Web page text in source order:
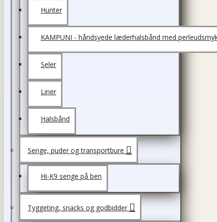
Hunter
KAMPUNI - håndsyede læderhalsbånd med
Seler
Liner
Halsbånd
Senge, puder og transportbure
Hi-K9 senge på ben
Tyggeting, snacks og godbidder